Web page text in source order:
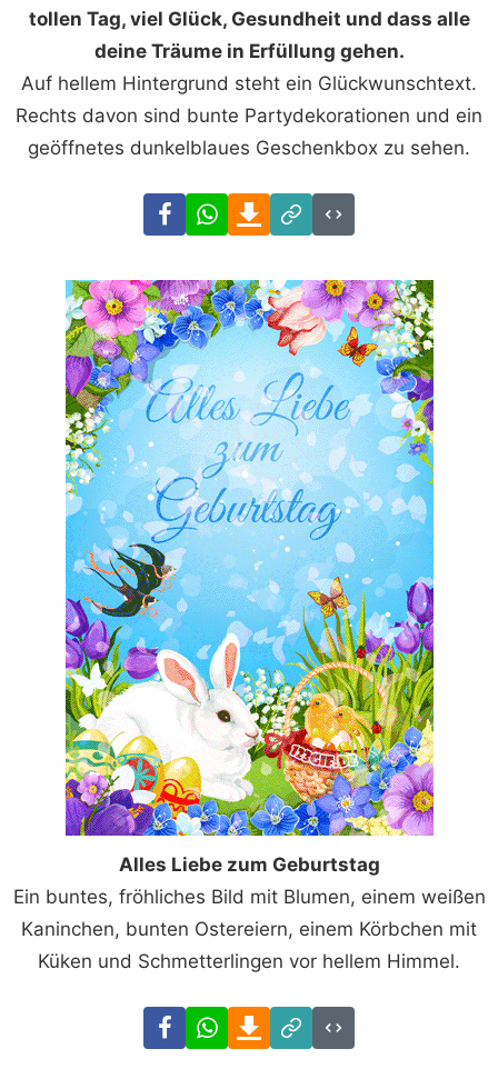
tollen Tag, viel Glück, Gesundheit und dass alle
deine Träume in Erfüllung gehen.
Auf hellem Hintergrund steht ein Glückwunschtext.
Rechts davon sind bunte Partydekorationen und ein
geöffnetes dunkelblaues Geschenkbox zu sehen.
FacebookWhatsAppDownload
Link
Code
Alles Liebe zum Geburtstag
Ein buntes, fröhliches Bild mit Blumen, einem weißen
Kaninchen, bunten Ostereiern, einem Körbchen mit
Küken und Schmetterlingen vor hellem Himmel.
FacebookWhatsAppDownload
Link
Code